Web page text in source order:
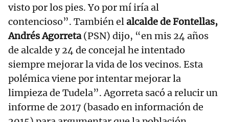
visto por los pies. Yo por mí iría al
contencioso”. También elalcalde de Fontellas,
Andrés Agorreta(PSN) dijo, “en mis 24 años
de alcalde y 24 de concejal he intentado
siempre mejorar la vida de los vecinos. Esta
polémica viene por intentar mejorar la
limpieza de Tudela”. Agorreta sacó a relucir un
informe de 2017 (basado en información de